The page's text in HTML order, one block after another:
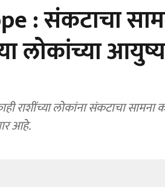
: संकटाचा
लोकांच्या
राशींच्या लोकांना संकटाचा सामना
आहे.